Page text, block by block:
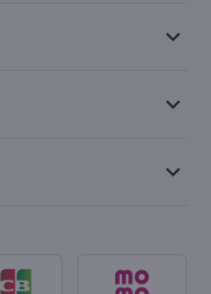
keyboard_arrow_down
keyboard_arrow_down
keyboard_arrow_down